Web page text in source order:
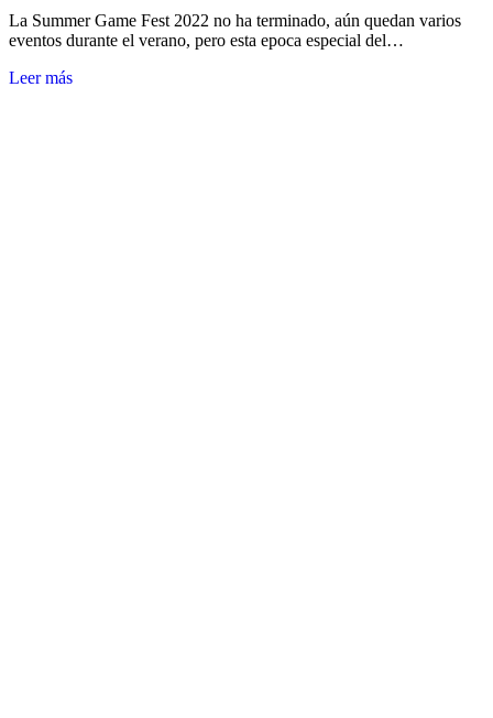
La Summer Game Fest 2022 no ha terminado, aún quedan varios
eventos durante el verano, pero esta epoca especial del…
Leer más